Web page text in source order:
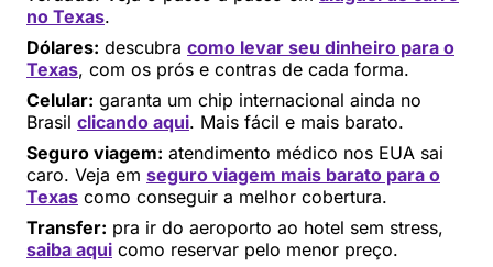
no Texas.
Dólares: descubra como levar seu dinheiro para o
Texas, com os prós e contras de cada forma.
Celular: garanta um chip internacional ainda no
Brasil clicando aqui. Mais fácil e mais barato.
Seguro viagem: atendimento médico nos EUA sai
caro. Veja em seguro viagem mais barato para o
Texas como conseguir a melhor cobertura.
Transfer: pra ir do aeroporto ao hotel sem stress,
saiba aqui como reservar pelo menor preço.